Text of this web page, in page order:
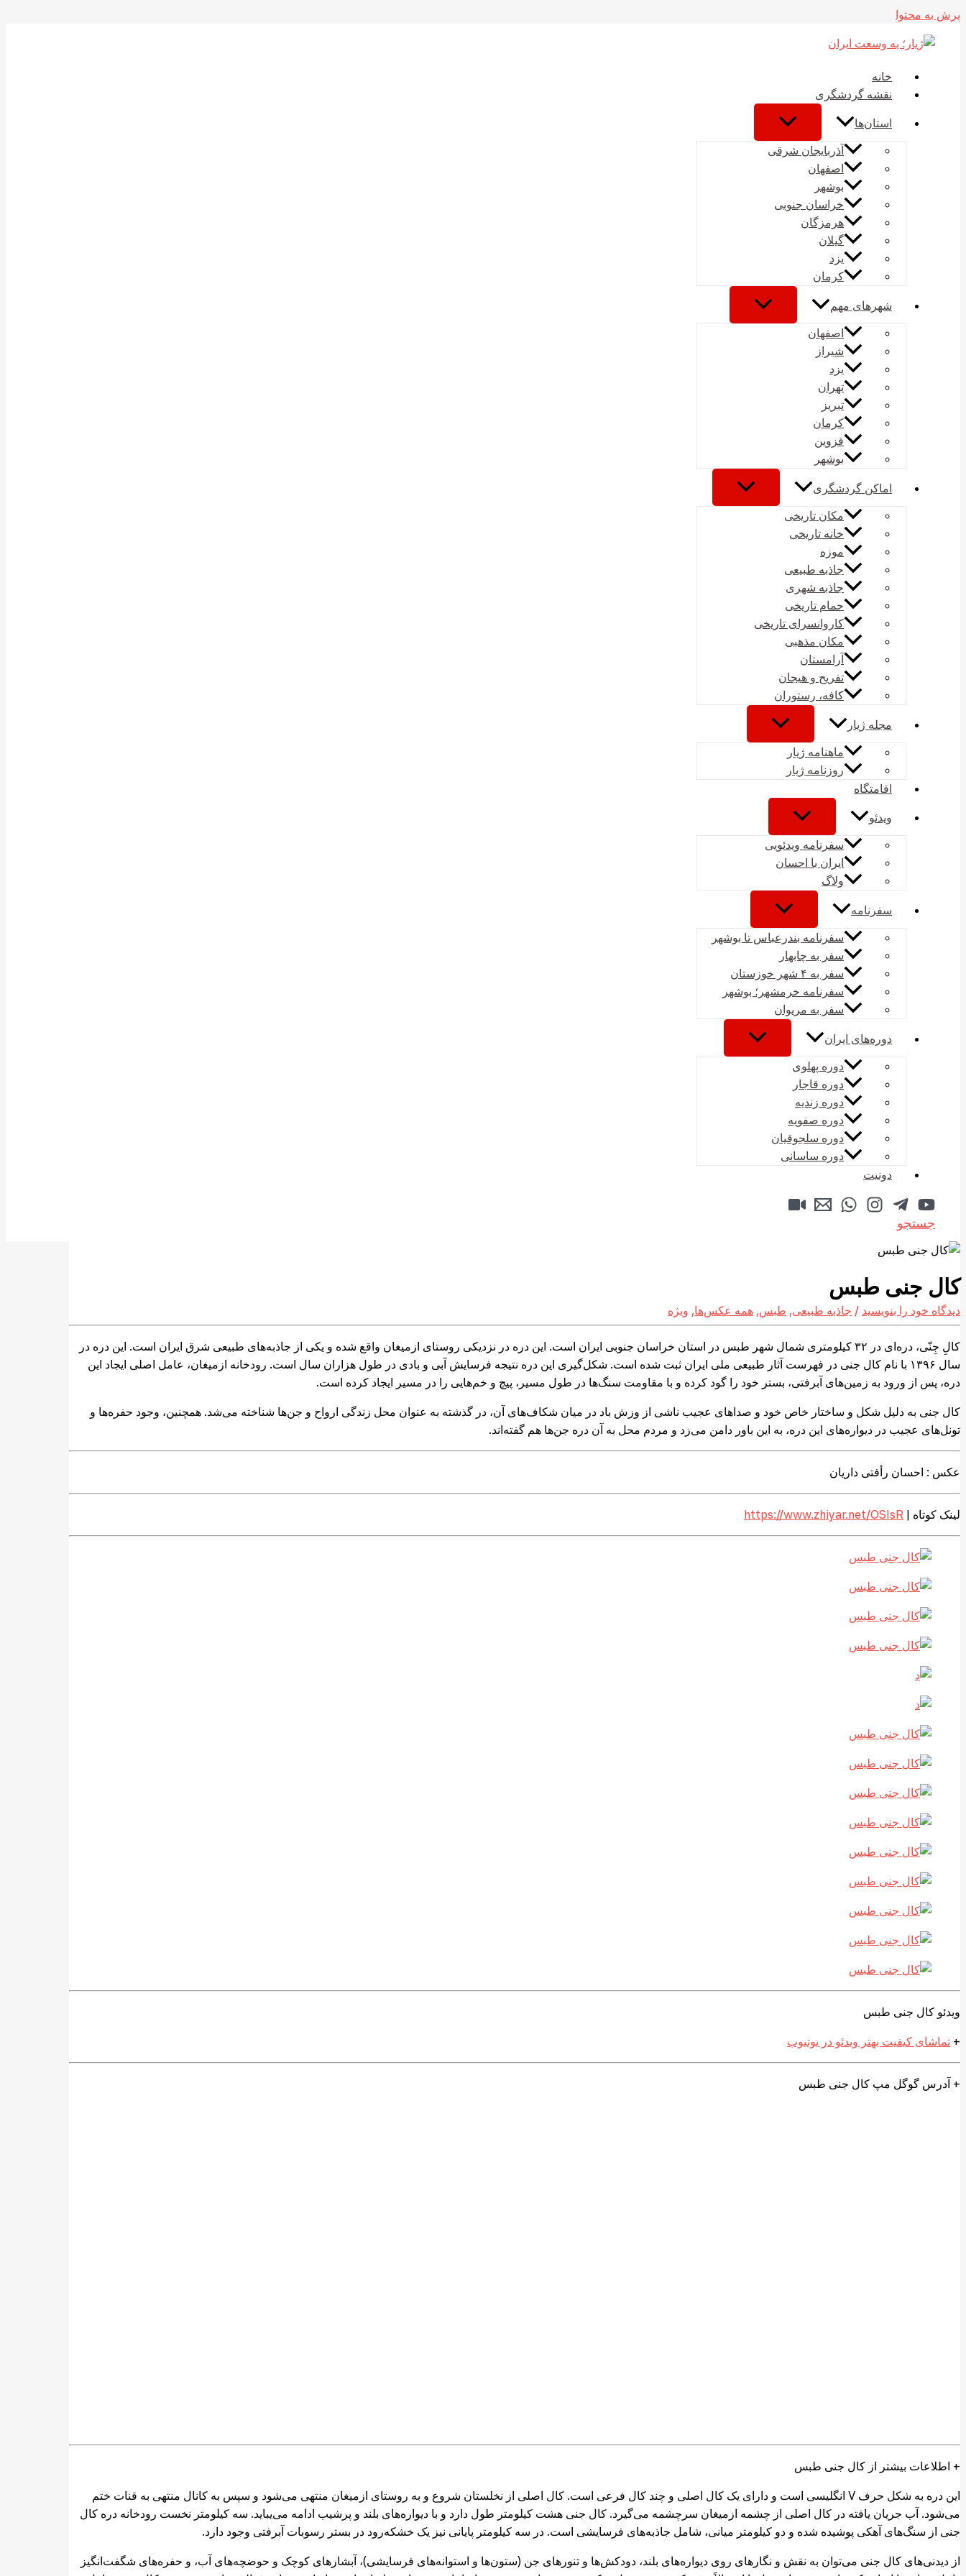
پرش به محتوا
خانه
نقشه گردشگری
استان‌ها
آذربایجان شرقی
اصفهان
بوشهر
خراسان جنوبی
هرمزگان
گیلان
یزد
کرمان
شهرهای مهم
اصفهان
شیراز
یزد
تهران
تبریز
کرمان
قزوین
بوشهر
اماکن گردشگری
مکان تاریخی
خانه تاریخی
موزه
جاذبه طبیعی
جاذبه شهری
حمام تاریخی
کاروانسرای تاریخی
مکان مذهبی
آرامستان
تفریح و هیجان
کافه، رستوران
مجله ژیار
ماهنامه ژیار
روزنامه ژیار
اقامتگاه
ویدئو
سفرنامه ویدئویی
ایران با احسان
ولاگ
سفرنامه
سفرنامه بندرعباس تا بوشهر
سفر به چابهار
سفر به ۴ شهر خوزستان
سفرنامه خرمشهر؛ بوشهر
سفر به مریوان
دوره‌های ایران
دوره پهلوی
دوره قاجار
دوره زندیه
دوره صفویه
دوره سلجوقیان
دوره ساسانی
دونیت
جستجو
کال جنی طبس
دیدگاه‌ خود را بنویسید / جاذبه طبیعی, طبس, همه عکس‌ها, ویژه
کالِ جِنّی، دره‌ای در ۳۲ کیلومتری شمال شهر طبس در استان خراسان جنوبی ایران است. این دره در نزدیکی روستای ازمیغان واقع شده و یکی از جاذبه‌های طبیعی شرق ایران است. این دره در
سال ۱۳۹۶ با نام کال جنی در فهرست آثار طبیعی ملی ایران ثبت شده است. شکل‌گیری این دره نتیجه فرسایش آبی و بادی در طول هزاران سال است. رودخانه ازمیغان، عامل اصلی ایجاد این
دره، پس از ورود به زمین‌های آبرفتی، بستر خود را گود کرده و با مقاومت سنگ‌ها در طول مسیر، پیچ و خم‌هایی را در مسیر ایجاد کرده است.
کال جنی به دلیل شکل و ساختار خاص خود و صداهای عجیب ناشی از وزش باد در میان شکاف‌های آن، در گذشته به عنوان محل زندگی ارواح و جن‌ها شناخته می‌شد. همچنین، وجود حفره‌ها و
تونل‌های عجیب در دیواره‌های این دره، به این باور دامن می‌زد و مردم محل به آن دره جن‌ها هم گفته‌اند.
عکس :‌ احسان رأفتی داریان
لینک کوتاه | https://www.zhiyar.net/OSIsR
ویدئو کال جنی طبس
+ تماشای کیفیت بهتر ویدئو در یوتیوب
+ آدرس گوگل مپ کال جنی طبس
+ اطلاعات بیشتر از کال جنی طبس
این دره به شکل حرف V انگلیسی است و دارای یک کال اصلی و چند کال فرعی است. کال اصلی از نخلستان شروع و به روستای ازمیغان منتهی می‌شود و سپس به کانال منتهی به قنات ختم
می‌شود. آب جریان یافته در کال اصلی از چشمه ازمیغان سرچشمه می‌گیرد. کال جنی هشت کیلومتر طول دارد و با دیواره‌های بلند و پرشیب ادامه می‌یباید. سه کیلومتر نخست رودخانه دره کال
جنی از سنگ‌های آهکی پوشیده شده و دو کیلومتر میانی، شامل جاذبه‌های فرسایشی است. در سه کیلومتر پایانی نیز یک خشکه‌رود در بستر رسوبات آبرفتی وجود دارد.
از دیدنی‌های کال جنی می‌توان به نقش و نگارهای روی دیواره‌های بلند، دودکش‌ها و تنورهای جن (ستون‌ها و استوانه‌های فرسایشی)، آبشارهای کوچک و حوضچه‌های آب، و حفره‌های شگفت‌انگیز